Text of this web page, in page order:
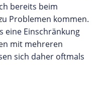
bereits beim
Problemen kommen.
eine Einschränkung
mit mehreren
sich daher oftmals